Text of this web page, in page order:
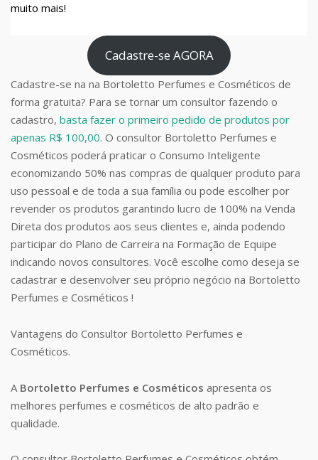
muito mais!
Cadastre-se AGORA
Cadastre-se na na Bortoletto Perfumes e Cosméticos de
forma gratuita? Para se tornar um consultor fazendo o
cadastro, basta fazer o primeiro pedido de produtos por
apenas R$ 100,00. O consultor Bortoletto Perfumes e
Cosméticos poderá praticar o Consumo Inteligente
economizando 50% nas compras de qualquer produto para
uso pessoal e de toda a sua família ou pode escolher por
revender os produtos garantindo lucro de 100% na Venda
Direta dos produtos aos seus clientes e, ainda podendo
participar do Plano de Carreira na Formação de Equipe
indicando novos consultores. Você escolhe como deseja se
cadastrar e desenvolver seu próprio negócio na Bortoletto
Perfumes e Cosméticos !
Vantagens do Consultor Bortoletto Perfumes e
Cosméticos.
A Bortoletto Perfumes e Cosméticos apresenta os
melhores perfumes e cosméticos de alto padrão e
qualidade.